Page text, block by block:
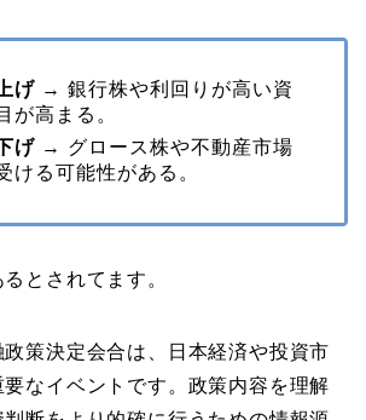
げ → 銀行株や利回りが高い資
が高まる。
げ → グロース株や不動産市場
ける可能性がある。
とされてます。
策決定会合は、日本経済や投資市
なイベントです。政策内容を理解